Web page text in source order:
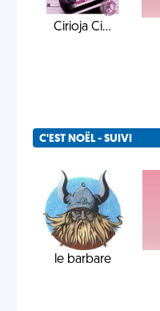
Cirioja Ci...
C'EST NOËL - SUIVI
le barbare